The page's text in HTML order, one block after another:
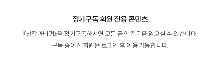
정기구독 회원 전용 콘텐츠
『창작과비평』을 정기구독하시면 모든 글의 전문을 읽으실 수 있습니다.
구독 중이신 회원은 로그인 후 이용 가능합니다.
었어』